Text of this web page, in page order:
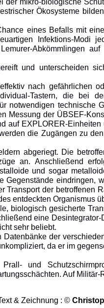
der mikro-biologische
Ökosysteme
eines Befalls mit
Infektions-Modi
Abkömmlingen auf
und unterscheiden
nach gefährlichen
Tastern, die bei
notwendigen technische
Messung der ÜBSEF-
auf EXPLORER-Einheiten
die Zugängen zu
abgeriegt. Die
an. Anschließend
und sogar
Gegenstände eindringen,
Transport der betroffenen
entdeckten Organismus
biologisch gesicherte
eine Desintegrator-
sehr beliebt.
der
da er im
und
Auf Militär-
& Zeichnung : ©